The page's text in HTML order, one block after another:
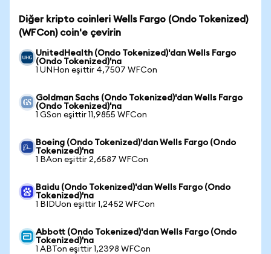
Diğer kripto coinleri Wells Fargo (Ondo Tokenized)
(WFCon) coin'e çevirin
UnitedHealth (Ondo Tokenized)'dan Wells Fargo
(Ondo Tokenized)'na
1 UNHon eşittir 4,7507 WFCon
Goldman Sachs (Ondo Tokenized)'dan Wells Fargo
(Ondo Tokenized)'na
1 GSon eşittir 11,9855 WFCon
Boeing (Ondo Tokenized)'dan Wells Fargo (Ondo
Tokenized)'na
1 BAon eşittir 2,6587 WFCon
Baidu (Ondo Tokenized)'dan Wells Fargo (Ondo
Tokenized)'na
1 BIDUon eşittir 1,2452 WFCon
Abbott (Ondo Tokenized)'dan Wells Fargo (Ondo
Tokenized)'na
1 ABTon eşittir 1,2398 WFCon